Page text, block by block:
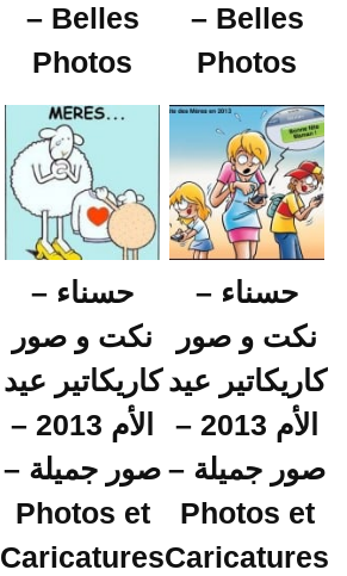
– Belles
Photos
– Belles
Photos
حسناء –
نكت و صور
كاريكاتير عيد
الأم 2013 –
صور جميلة –
Photos et
Caricatures
حسناء –
نكت و صور
كاريكاتير عيد
الأم 2013 –
صور جميلة –
Photos et
Caricatures